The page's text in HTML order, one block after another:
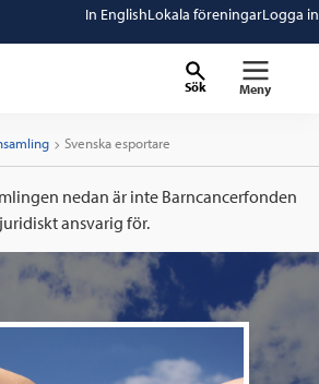
In EnglishLokala föreningarLogga in
Sök Meny
Current:
Svenska esportare
nedan är inte Barncancerfonden
juridiskt ansvarig för.